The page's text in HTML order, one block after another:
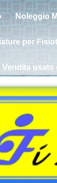
Noleggio
per
Vendita usato